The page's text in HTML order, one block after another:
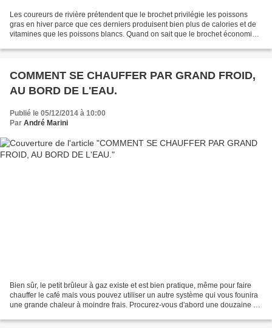
Les coureurs de rivière prétendent que le brochet privilégie les poissons
gras en hiver parce que ces derniers produisent bien plus de calories et de
vitamines que les poissons blancs. Quand on sait que le brochet économise
COMMENT SE CHAUFFER PAR GRAND FROID,
AU BORD DE L'EAU.
Publié le 05/12/2014 à 10:00
Par André Marini
Bien sûr, le petit brûleur à gaz existe et est bien pratique, même pour faire
chauffer le café mais vous pouvez utiliser un autre système qui vous founira
une grande chaleur à moindre frais. Procurez-vous d'abord une douzaine de